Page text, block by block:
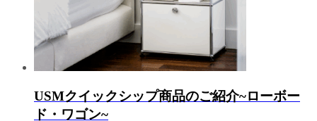
USMクイックシップ商品のご紹介~ローボー
ド・ワゴン~